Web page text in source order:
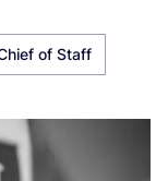
of Staff